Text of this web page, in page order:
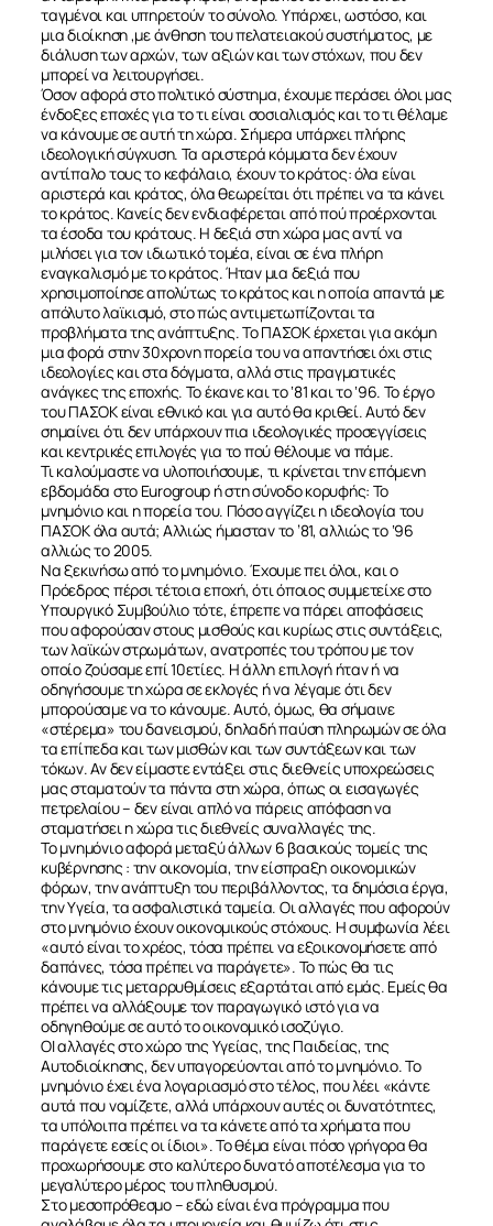
ταγμένοι και υπηρετούν το σύνολο. Υπάρχει, ωστόσο, και
μια διοίκηση ,με άνθηση του πελατειακού συστήματος, με
διάλυση των αρχών, των αξιών και των στόχων, που δεν
μπορεί να λειτουργήσει.
Όσον αφορά στο πολιτικό σύστημα, έχουμε περάσει όλοι μας
ένδοξες εποχές για το τι είναι σοσιαλισμός και το τι θέλαμε
να κάνουμε σε αυτή τη χώρα. Σήμερα υπάρχει πλήρης
ιδεολογική σύγχυση. Τα αριστερά κόμματα δεν έχουν
αντίπαλο τους το κεφάλαιο, έχουν το κράτος: όλα είναι
αριστερά και κράτος, όλα θεωρείται ότι πρέπει να τα κάνει
το κράτος. Κανείς δεν ενδιαφέρεται από πού προέρχονται
τα έσοδα του κράτους. Η δεξιά στη χώρα μας αντί να
μιλήσει για τον ιδιωτικό τομέα, είναι σε ένα πλήρη
εναγκαλισμό με το κράτος. Ήταν μια δεξιά που
χρησιμοποίησε απολύτως το κράτος και η οποία απαντά με
απόλυτο λαϊκισμό, στο πώς αντιμετωπίζονται τα
προβλήματα της ανάπτυξης. Το ΠΑΣΟΚ έρχεται για ακόμη
μια φορά στην 30χρονη πορεία του να απαντήσει όχι στις
ιδεολογίες και στα δόγματα, αλλά στις πραγματικές
ανάγκες της εποχής. Το έκανε και το ‘81 και το ‘96. Το έργο
του ΠΑΣΟΚ είναι εθνικό και για αυτό θα κριθεί. Αυτό δεν
σημαίνει ότι δεν υπάρχουν πια ιδεολογικές προσεγγίσεις
και κεντρικές επιλογές για το πού θέλουμε να πάμε.
Τι καλούμαστε να υλοποιήσουμε, τι κρίνεται την επόμενη
εβδομάδα στο Eurogroup ή στη σύνοδο κορυφής: Το
μνημόνιο και η πορεία του. Πόσο αγγίζει η ιδεολογία του
ΠΑΣΟΚ όλα αυτά; Αλλιώς ήμασταν το ’81, αλλιώς το ‘96
αλλιώς το 2005.
Να ξεκινήσω από το μνημόνιο. Έχουμε πει όλοι, και ο
Πρόεδρος πέρσι τέτοια εποχή, ότι όποιος συμμετείχε στο
Υπουργικό Συμβούλιο τότε, έπρεπε να πάρει αποφάσεις
που αφορούσαν στους μισθούς και κυρίως στις συντάξεις,
των λαϊκών στρωμάτων, ανατροπές του τρόπου με τον
οποίο ζούσαμε επί 10ετίες. Η άλλη επιλογή ήταν ή να
οδηγήσουμε τη χώρα σε εκλογές ή να λέγαμε ότι δεν
μπορούσαμε να το κάνουμε. Αυτό, όμως, θα σήμαινε
«στέρεμα» του δανεισμού, δηλαδή παύση πληρωμών σε όλα
τα επίπεδα και των μισθών και των συντάξεων και των
τόκων. Αν δεν είμαστε εντάξει στις διεθνείς υποχρεώσεις
μας σταματούν τα πάντα στη χώρα, όπως οι εισαγωγές
πετρελαίου – δεν είναι απλό να πάρεις απόφαση να
σταματήσει η χώρα τις διεθνείς συναλλαγές της.
Το μνημόνιο αφορά μεταξύ άλλων 6 βασικούς τομείς της
κυβέρνησης : την οικονομία, την είσπραξη οικονομικών
φόρων, την ανάπτυξη του περιβάλλοντος, τα δημόσια έργα,
την Υγεία, τα ασφαλιστικά ταμεία. Οι αλλαγές που αφορούν
στο μνημόνιο έχουν οικονομικούς στόχους. Η συμφωνία λέει
«αυτό είναι το χρέος, τόσα πρέπει να εξοικονομήσετε από
δαπάνες, τόσα πρέπει να παράγετε». Το πώς θα τις
κάνουμε τις μεταρρυθμίσεις εξαρτάται από εμάς. Εμείς θα
πρέπει να αλλάξουμε τον παραγωγικό ιστό για να
οδηγηθούμε σε αυτό το οικονομικό ισοζύγιο.
ΟΙ αλλαγές στο χώρο της Υγείας, της Παιδείας, της
Αυτοδιοίκησης, δεν υπαγορεύονται από το μνημόνιο. Το
μνημόνιο έχει ένα λογαριασμό στο τέλος, που λέει «κάντε
αυτά που νομίζετε, αλλά υπάρχουν αυτές οι δυνατότητες,
τα υπόλοιπα πρέπει να τα κάνετε από τα χρήματα που
παράγετε εσείς οι ίδιοι». Το θέμα είναι πόσο γρήγορα θα
προχωρήσουμε στο καλύτερο δυνατό αποτέλεσμα για το
μεγαλύτερο μέρος του πληθυσμού.
Στο μεσοπρόθεσμο – εδώ είναι ένα πρόγραμμα που